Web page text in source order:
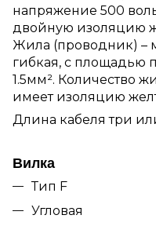
напряжение 500
двойную изоляцию
Жила (проводник) –
гибкая, с площадью
1.5мм². Количество
имеет изоляцию
Длина кабеля три
Вилка
Тип F
Угловая